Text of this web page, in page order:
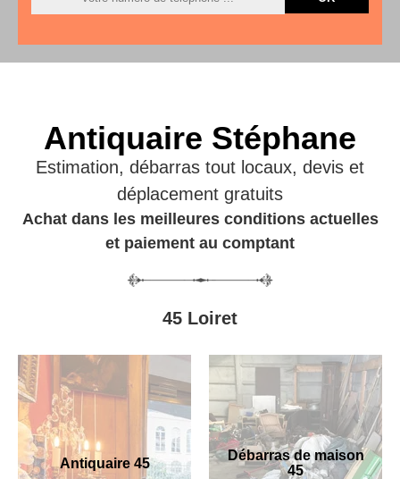
Antiquaire Stéphane
Estimation, débarras tout locaux, devis et
déplacement gratuits
Achat dans les meilleures conditions actuelles
et paiement au comptant
45 Loiret
Antiquaire 45
Débarras de maison
45